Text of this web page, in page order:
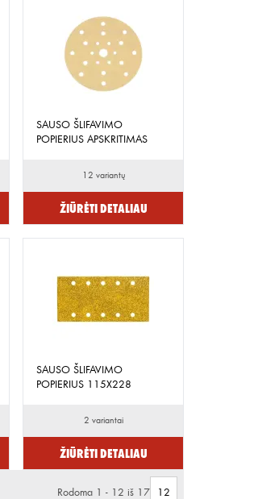
SAUSO ŠLIFAVIMO
POPIERIUS APSKRITIMAS
12 variantų
Žiūrėti detaliau
SAUSO ŠLIFAVIMO
POPIERIUS 115X228
2 variantai
Žiūrėti detaliau
Rodoma 1 - 12 iš 17